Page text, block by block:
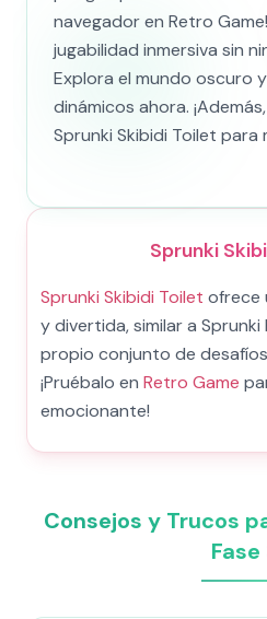
navegador en Retro
jugabilidad inmersiva sin
Explora el mundo oscuro
dinámicos ahora.
Sprunki Skibidi Toilet para
Sprunki
Sprunki Skibidi Toilet ofrece
y divertida, similar a Sprunki
propio conjunto de
¡Pruébalo en Retro Game
emocionante!
Consejos y Trucos
Fase